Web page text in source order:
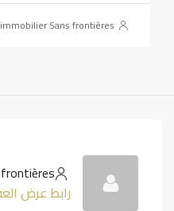
Sans frontières
رابط عرض